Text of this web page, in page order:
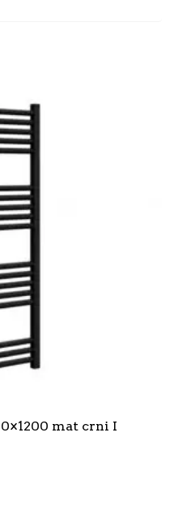
mat crni I